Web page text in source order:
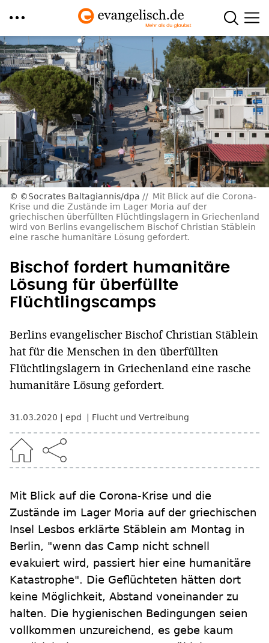
Direkt
zum
Inhalt
©Socrates Baltagiannis/dpa
Mit Blick auf die Corona-
Krise und die Zustände im Lager Moria auf der
griechischen überfüllten Flüchtlingslagern in Griechenland
wird von Berlins evangelischem Bischof Christian Stäblein
eine rasche humanitäre Lösung gefordert.
Bischof fordert humanitäre
Lösung für überfüllte
Flüchtlingscamps
Berlins evangelischer Bischof Christian Stäblein
hat für die Menschen in den überfüllten
Flüchtlingslagern in Griechenland eine rasche
humanitäre Lösung gefordert.
31.03.2020 epd Flucht und Vertreibung
Mit Blick auf die Corona-Krise und die
Zustände im Lager Moria auf der griechischen
Insel Lesbos erklärte Stäblein am Montag in
Berlin, "wenn das Camp nicht schnell
evakuiert wird, passiert hier eine humanitäre
Katastrophe". Die Geflüchteten hätten dort
keine Möglichkeit, Abstand voneinander zu
halten. Die hygienischen Bedingungen seien
vollkommen unzureichend, es gebe kaum